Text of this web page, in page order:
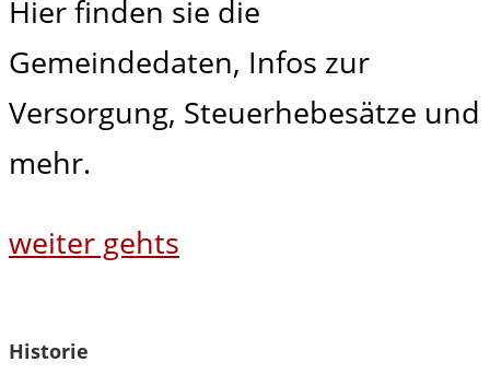
Hier finden sie die
Gemeindedaten, Infos zur
Versorgung, Steuerhebesätze und
mehr.
weiter gehts
Historie